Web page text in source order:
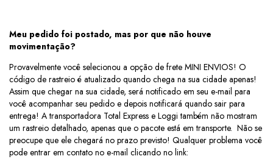
Meu pedido foi postado, mas por que não houve
movimentação?
Provavelmente você selecionou a opção de frete MINI ENVIOS! O
código de rastreio é atualizado quando chega na sua cidade apenas!
Assim que chegar na sua cidade, será notificado em seu e-mail para
você acompanhar seu pedido e depois notificará quando sair para
entrega! A transportadora Total Express e Loggi também não mostram
um rastreio detalhado, apenas que o pacote está em transporte. Não se
preocupe que ele chegará no prazo previsto! Qualquer problema você
pode entrar em contato no e-mail clicando no link: